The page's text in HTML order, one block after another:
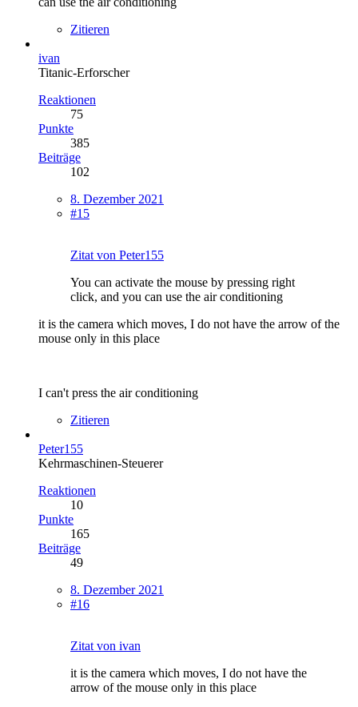
Zitieren
ivan
Titanic-Erforscher
Reaktionen
75
Punkte
385
Beiträge
102
8. Dezember 2021
#15
Zitat von Peter155
You can activate the mouse by pressing right
click, and you can use the air conditioning
it is the camera which moves, I do not have the arrow of the
mouse only in this place
I can't press the air conditioning
Zitieren
Peter155
Kehrmaschinen-Steuerer
Reaktionen
10
Punkte
165
Beiträge
49
8. Dezember 2021
#16
Zitat von ivan
it is the camera which moves, I do not have the
arrow of the mouse only in this place